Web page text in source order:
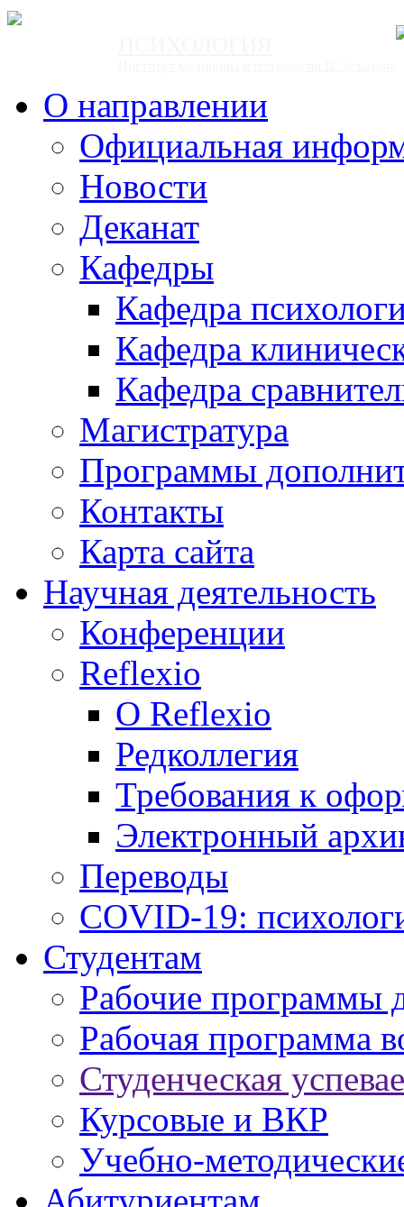
О направлении
Официальная
Новости
Деканат
Кафедры
Кафедра
Кафедра
Кафедра
Магистратура
Программы
Контакты
Карта сайта
Научная деятельность
Конференции
Reflexio
О Reflexio
Редколлегия
Требования к
Электронный
Переводы
COVID-19:
Студентам
Рабочие программы
Рабочая программа
Студенческая
Курсовые и ВКР
Учебно-